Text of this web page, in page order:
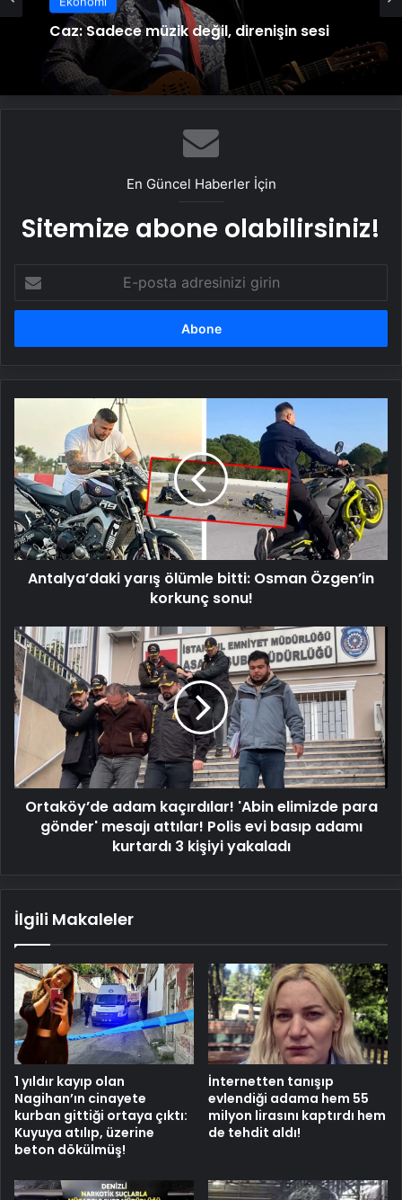
Caz: Sadece müzik değil, direnişin sesi
En Güncel Haberler İçin
Sitemize abone olabilirsiniz!
posta
adresinizi
ölümle
bitti:
Osman
Özgen’in
korkunç
sonu!
Antalya’daki yarış ölümle bitti: Osman Özgen’in
korkunç sonu!
Ortaköy’de
adam
kaçırdılar!
'Abin
elimizde
para
gönder'
mesajı
attılar!
Polis
kişiyi
Ortaköy’de adam kaçırdılar! 'Abin elimizde para
gönder' mesajı attılar! Polis evi basıp adamı
kurtardı 3 kişiyi yakaladı
İlgili Makaleler
1 yıldır kayıp olan
Nagihan’ın cinayete
kurban gittiği ortaya çıktı:
Kuyuya atılıp, üzerine
beton dökülmüş!
İnternetten tanışıp
evlendiği adama hem 55
milyon lirasını kaptırdı hem
de tehdit aldı!